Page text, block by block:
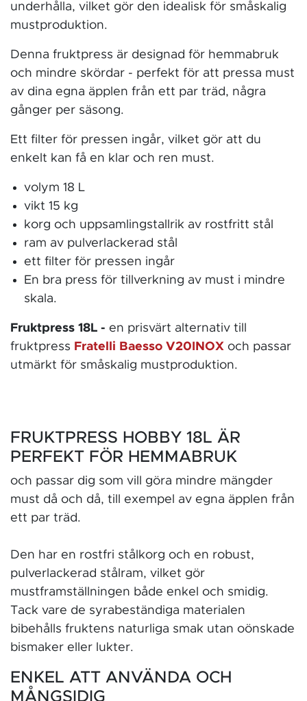
underhålla, vilket gör den idealisk för småskalig
mustproduktion.
Denna fruktpress är designad för hemmabruk
och mindre skördar - perfekt för att pressa must
av dina egna äpplen från ett par träd, några
gånger per säsong.
Ett filter för pressen ingår, vilket gör att du
enkelt kan få en klar och ren must.
volym 18 L
vikt 15 kg
korg och uppsamlingstallrik av rostfritt stål
ram av pulverlackerad stål
ett filter för pressen ingår
En bra press för tillverkning av must i mindre
skala.
Fruktpress 18L - en prisvärt alternativ till
fruktpress Fratelli Baesso V20INOX och passar
utmärkt för småskalig mustproduktion.
FRUKTPRESS HOBBY 18L ÄR
PERFEKT FÖR HEMMABRUK
och passar dig som vill göra mindre mängder
must då och då, till exempel av egna äpplen från
ett par träd.
Den har en rostfri stålkorg och en robust,
pulverlackerad stålram, vilket gör
mustframställningen både enkel och smidig.
Tack vare de syrabeständiga materialen
bibehålls fruktens naturliga smak utan oönskade
bismaker eller lukter.
ENKEL ATT ANVÄNDA OCH
MÅNGSIDIG